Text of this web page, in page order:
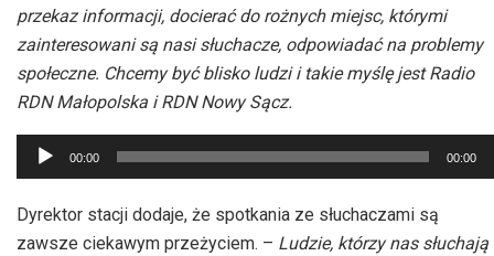
przekaz informacji, docierać do rożnych miejsc, którymi
zainteresowani są nasi słuchacze, odpowiadać na problemy
społeczne. Chcemy być blisko ludzi i takie myślę jest Radio
RDN Małopolska i RDN Nowy Sącz.
Odtwarzacz
plików
dźwiękowych
00:00 00:00
Dyrektor stacji dodaje, że spotkania ze słuchaczami są
zawsze ciekawym przeżyciem. – Ludzie, którzy nas słuchają